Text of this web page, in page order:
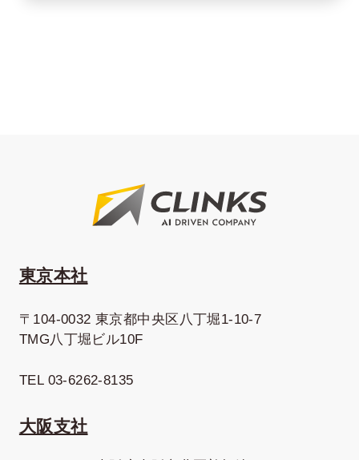
東京本社
〒104-0032 東京都中央区八丁堀1-10-7
TMG八丁堀ビル10F
TEL 03-6262-8135
大阪支社